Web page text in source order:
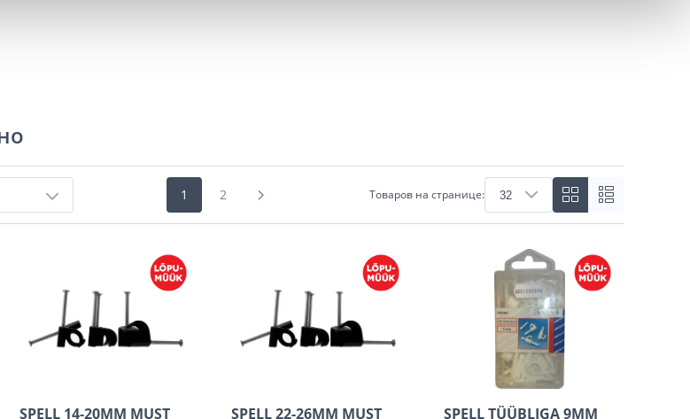
1 2 Товаров на странице:
SPELL 14-20MM MUST
SPELL 22-26MM MUST
SPELL TÜÜBLIGA 9MM